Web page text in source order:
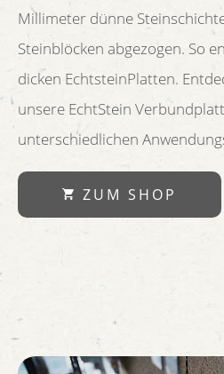
Millimeter dünne
Steinblöcken abgezogen. So
dicken EchtsteinPlatten.
unsere EchtStein
unterschiedlichen
ZUM SHOP